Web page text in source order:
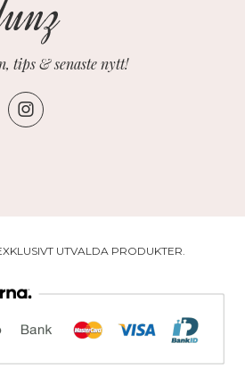
tips & senaste nytt!
UTVALDA PRODUKTER.